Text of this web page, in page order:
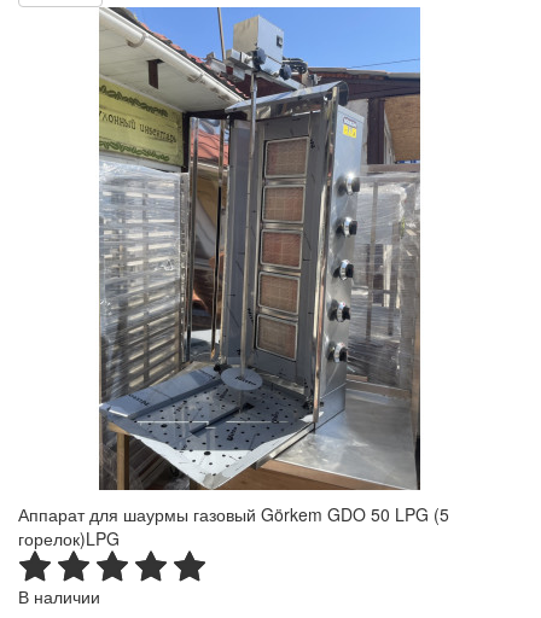
Аппарат для шаурмы газовый Görkem GDO 50 LPG (5
горелок)LPG
В наличии